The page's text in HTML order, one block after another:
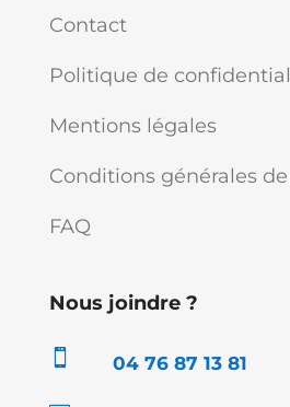
Contact
Politique de
Mentions légales
Conditions générales
FAQ
Nous joindre ?
 04 76 87 13 81